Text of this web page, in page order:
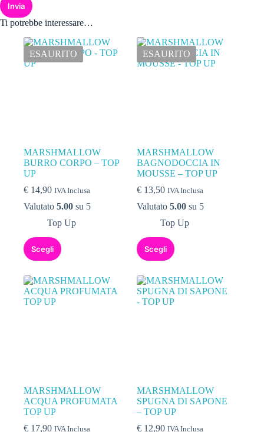
Invia
Ti potrebbe interessare…
ESAURITO
MARSHMALLOW
BURRO CORPO – TOP
UP
€ 14,90 IVA Inclusa
Valutato 5.00 su 5
Top Up
Scegli
ESAURITO
MARSHMALLOW
BAGNODOCCIA IN
MOUSSE – TOP UP
€ 13,50 IVA Inclusa
Valutato5.00 su 5
Top Up
Scegli
MARSHMALLOW
ACQUA PROFUMATA
TOP UP
€ 17,90 IVA Inclusa
MARSHMALLOW
SPUGNA DI SAPONE
– TOP UP
€ 12,90 IVA Inclusa